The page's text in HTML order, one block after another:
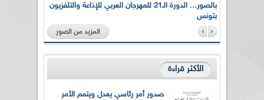
بالصور... الدورة الـ21 للمهرجان العربي للإذاعة والتلفزيون
بتونس
المزيد من الصور
الأكثر قراءة
صدور أمر رئاسي يعدل ويتمم الأمر